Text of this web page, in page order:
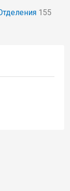
155